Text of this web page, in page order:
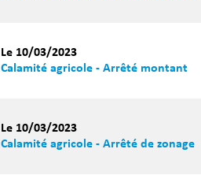
Le 10/03/2023
Calamité agricole - Arrêté montant
Le 10/03/2023
Calamité agricole - Arrêté de zonage